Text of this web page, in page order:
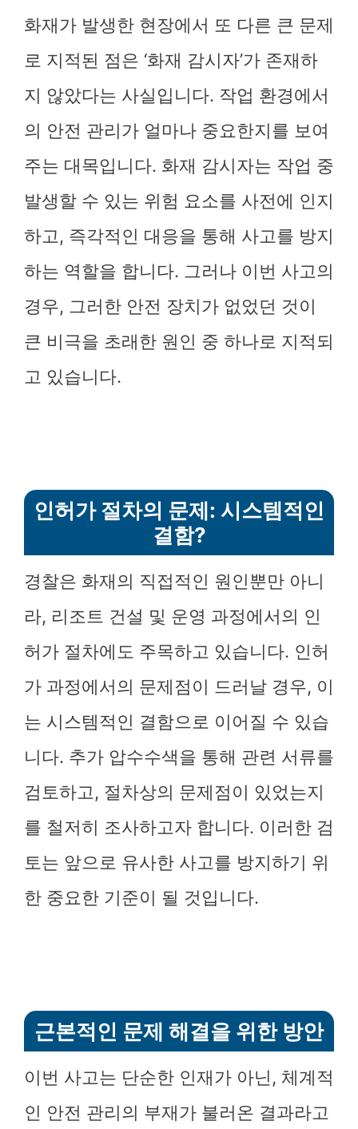
화재가 발생한 현장에서 또 다른 큰 문제
로 지적된 점은 ‘화재 감시자’가 존재하
지 않았다는 사실입니다. 작업 환경에서
의 안전 관리가 얼마나 중요한지를 보여
주는 대목입니다. 화재 감시자는 작업 중
발생할 수 있는 위험 요소를 사전에 인지
하고, 즉각적인 대응을 통해 사고를 방지
하는 역할을 합니다. 그러나 이번 사고의
경우, 그러한 안전 장치가 없었던 것이
큰 비극을 초래한 원인 중 하나로 지적되
고 있습니다.
인허가 절차의 문제: 시스템적인
결함?
경찰은 화재의 직접적인 원인뿐만 아니
라, 리조트 건설 및 운영 과정에서의 인
허가 절차에도 주목하고 있습니다. 인허
가 과정에서의 문제점이 드러날 경우, 이
는 시스템적인 결함으로 이어질 수 있습
니다. 추가 압수수색을 통해 관련 서류를
검토하고, 절차상의 문제점이 있었는지
를 철저히 조사하고자 합니다. 이러한 검
토는 앞으로 유사한 사고를 방지하기 위
한 중요한 기준이 될 것입니다.
근본적인 문제 해결을 위한 방안
이번 사고는 단순한 인재가 아닌, 체계적
인 안전 관리의 부재가 불러온 결과라고